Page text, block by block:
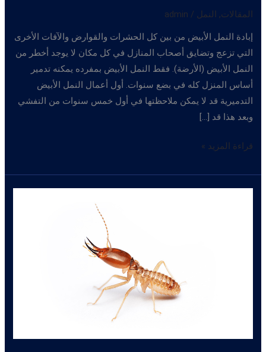
المقالات, النمل /
admin
إبادة النمل الأبيض من بين كل الحشرات والقوارض والآفات الأخرى
التي تزعج وتضايق أصحاب المنازل في كل مكان لا يوجد أخطر من
النمل الأبيض (الأرضة). فقط النمل الأبيض بمفرده يمكنه تدمير
أساس المنزل كله في بضع سنوات. أول أعمال النمل الأبيض
التدميرية قد لا يمكن ملاحظتها في أول خمس سنوات من التفشي
وبعد هذا قد […]
إبادة
الأبيض
قراءة المزيد »